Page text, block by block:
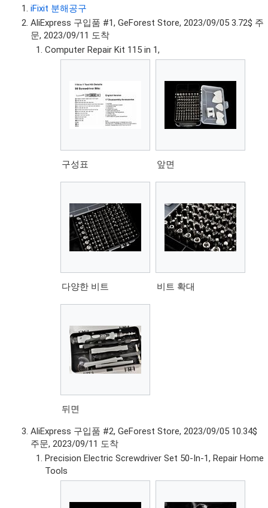
iFixit 분해공구
AliExpress 구입품 #1, GeForest Store, 2023/09/05 3.72$ 주
문, 2023/09/11 도착
Computer Repair Kit 115 in 1,
구성표 앞면
다양한 비트 비트 확대
뒤면
AliExpress 구입품 #2, GeForest Store, 2023/09/05 10.34$
주문, 2023/09/11 도착
Precision Electric Screwdriver Set 50-In-1, Repair Home
Tools